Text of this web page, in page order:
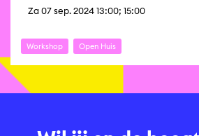
Za 07 sep. 2024 13:00; 15:00
Workshop Open Huis